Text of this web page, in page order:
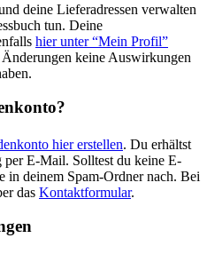
deine Lieferadressen verwalten
tun. Deine
hier unter “Mein Profil”
Änderungen keine Auswirkungen
hier erstellen. Du erhältst
per E-Mail. Solltest du keine E-
in deinem Spam-Ordner nach. Bei
das Kontaktformular.